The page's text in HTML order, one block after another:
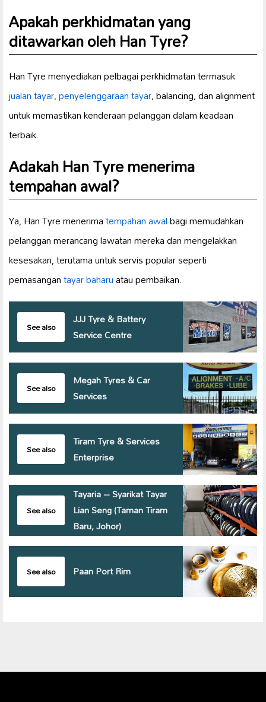
Apakah perkhidmatan yang
ditawarkan oleh Han Tyre?
Han Tyre menyediakan pelbagai perkhidmatan termasuk
jualan tayar,penyelenggaraan tayar, balancing, dan alignment
untuk memastikan kenderaan pelanggan dalam keadaan
terbaik.
Adakah Han Tyre menerima
tempahan awal?
Ya, Han Tyre menerimatempahan awalbagi memudahkan
pelanggan merancang lawatan mereka dan mengelakkan
kesesakan, terutama untuk servis popular seperti
pemasangantayar baharuatau pembaikan.
See also
JJJ Tyre & Battery
Service Centre
See also
Megah Tyres & Car
Services
See also
Tiram Tyre & Services
Enterprise
See also
Tayaria – Syarikat Tayar
Lian Seng (Taman Tiram
Baru, Johor)
See also Paan Port Rim